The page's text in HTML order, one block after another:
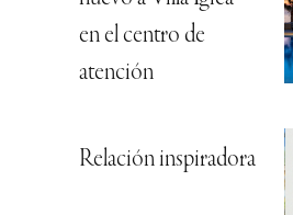
en el centro de
atención
Relación inspiradora